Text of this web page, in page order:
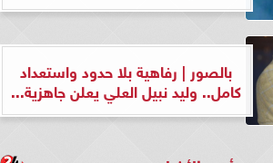
بالصور | رفاهية بلا حدود واستعداد
كامل.. وليد نبيل العلي يعلن جاهزية...